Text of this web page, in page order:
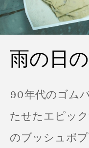
雨の日
90年代のゴム
たせたエピッ
のブッシュポ